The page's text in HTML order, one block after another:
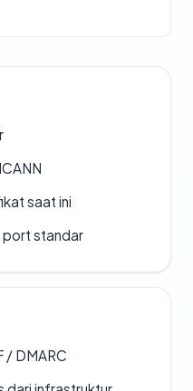
saat ini
port standar
/ DMARC